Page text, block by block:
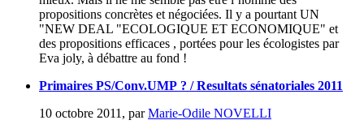
propositions concrètes et négociées. Il y a pourtant UN
"NEW DEAL "ECOLOGIQUE ET ECONOMIQUE" et
des propositions efficaces , portées pour les écologistes par
Eva joly, à débattre au fond !
Primaires PS/Conv.UMP ? / Resultats sénatoriales 2011
10 octobre 2011 , parMarie-Odile NOVELLI